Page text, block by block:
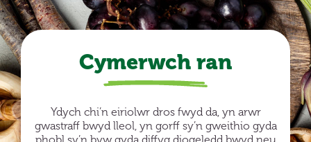
Cymerwch ran
Ydych chi’n eiriolwr dros fwyd da, yn arwr
gwastraff bwyd lleol, yn gorff sy’n gweithio gyda